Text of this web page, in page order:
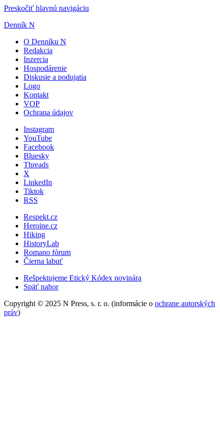
Preskočiť hlavnú navigáciu
Denník N
O Denníku N
Redakcia
Inzercia
Hospodárenie
Diskusie a podujatia
Logo
Kontakt
VOP
Ochrana údajov
Instagram
YouTube
Facebook
Bluesky
Threads
X
LinkedIn
Tiktok
RSS
Respekt.cz
Heroine.cz
Hiking
HistoryLab
Romano fórum
Čierna labuť
Rešpektujeme Etický Kódex novinára
Späť nahor
Copyright © 2025 N Press, s. r. o. (informácie o ochrane autorských
práv)